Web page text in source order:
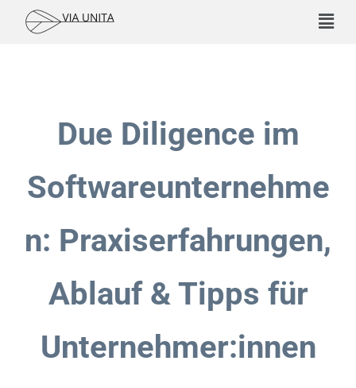
Due Diligence im
Softwareunternehme
n: Praxiserfahrungen,
Ablauf & Tipps für
Unternehmer:innen